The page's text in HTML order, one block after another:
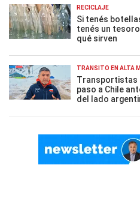
RECICLAJE
Si tenés
tenés un
qué sirven
TRÁNSITO EN ALTA
Transportistas
paso a Chile
del lado